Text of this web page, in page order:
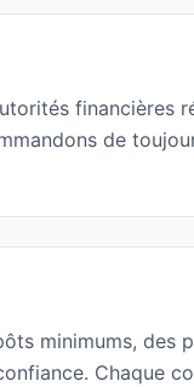
financières
de
minimums, des
Chaque